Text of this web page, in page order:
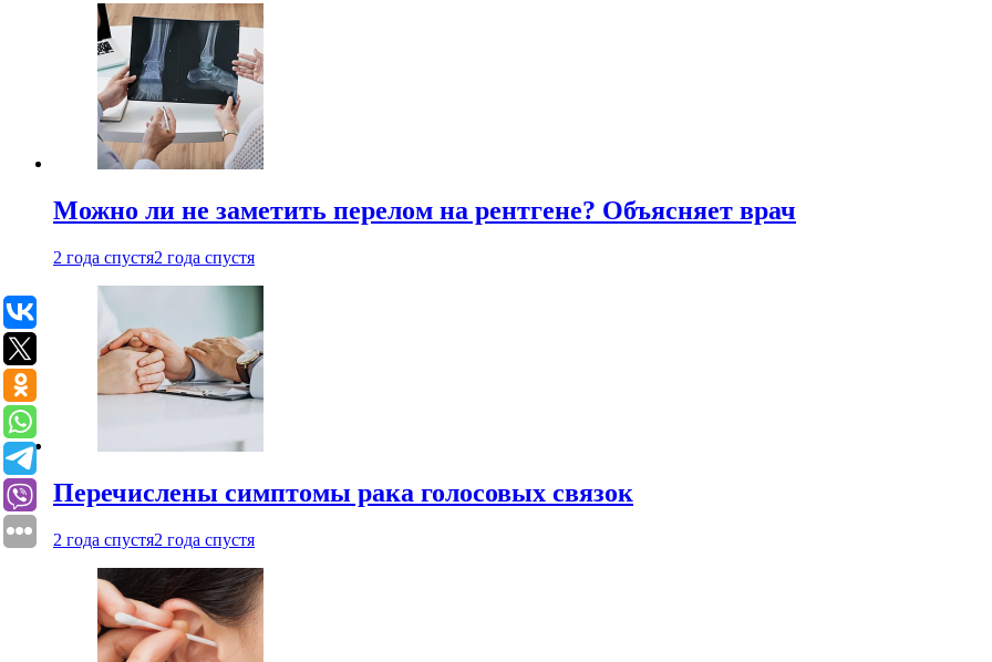
Можно ли не заметить перелом на рентгене? Объясняет врач
2 года спустя2 года спустя
Перечислены симптомы рака голосовых связок
2 года спустя2 года спустя